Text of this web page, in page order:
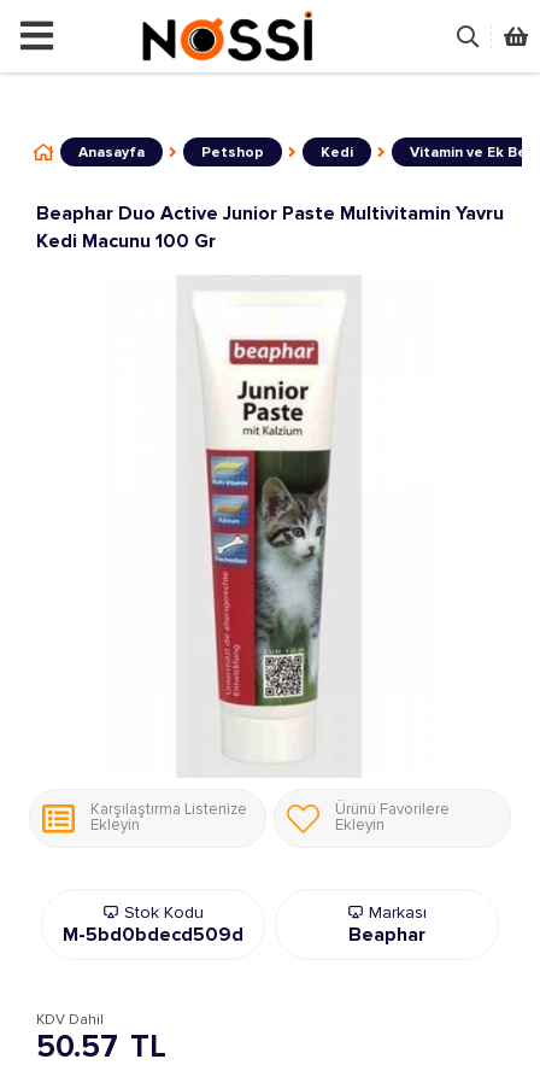
ÜRÜNLERİN TAMAMI DEMODUR
Anasayfa Petshop Kedi Vitamin ve Ek
Beaphar Duo Active Junior Paste Multivitamin Yavru
Kedi Macunu 100 Gr
Karşılaştırma Listenize
Ekleyin
Ürünü Favorilere
Ekleyin
Stok Kodu
M-5bd0bdecd509d
Markası
Beaphar
50.57 TL
KDV Dahil